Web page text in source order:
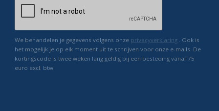
We behandelen je gegevens volgens onze privacyverklaring . Ook is
het mogelijk je op elk moment uit te schrijven voor onze e-mails. De
kortingscode is twee weken lang geldig bij een besteding vanaf 75
euro excl. btw.